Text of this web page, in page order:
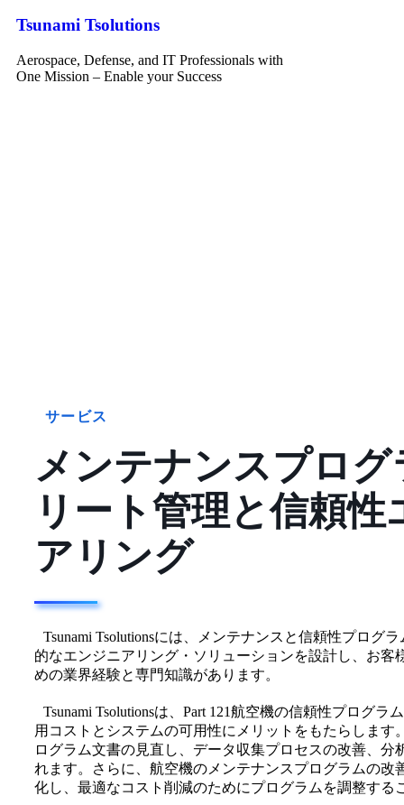
Tsunami Tsolutions
Aerospace, Defense, and IT Professionals with
One Mission – Enable your Success
サービス
メンテナンスプログ
リート管理と信頼性
アリング
Tsunami Tsolutionsには、メンテナンスと信頼性プログ
的なエンジニアリング・ソリューションを設計し、お客
めの業界経験と専門知識があります。
Tsunami Tsolutionsは、Part 121航空機の信頼性プログラ
用コストとシステムの可用性にメリットをもたらします
ログラム文書の見直し、データ収集プロセスの改善、分
れます。さらに、航空機のメンテナンスプログラムの改
化し、最適なコスト削減のためにプログラムを調整する